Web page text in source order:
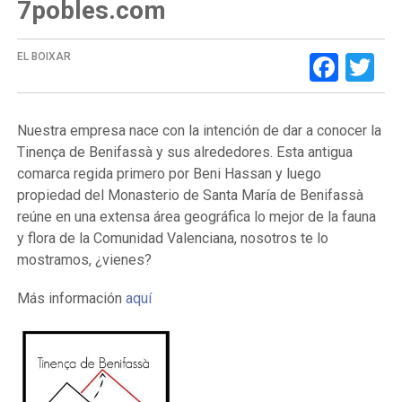
7pobles.com
EL BOIXAR
Nuestra empresa nace con la intención de dar a conocer la
Tinença de Benifassà y sus alrededores. Esta antigua
comarca regida primero por Beni Hassan y luego
propiedad del Monasterio de Santa María de Benifassà
reúne en una extensa área geográfica lo mejor de la fauna
y flora de la Comunidad Valenciana, nosotros te lo
mostramos, ¿vienes?
Más informaciónaquí